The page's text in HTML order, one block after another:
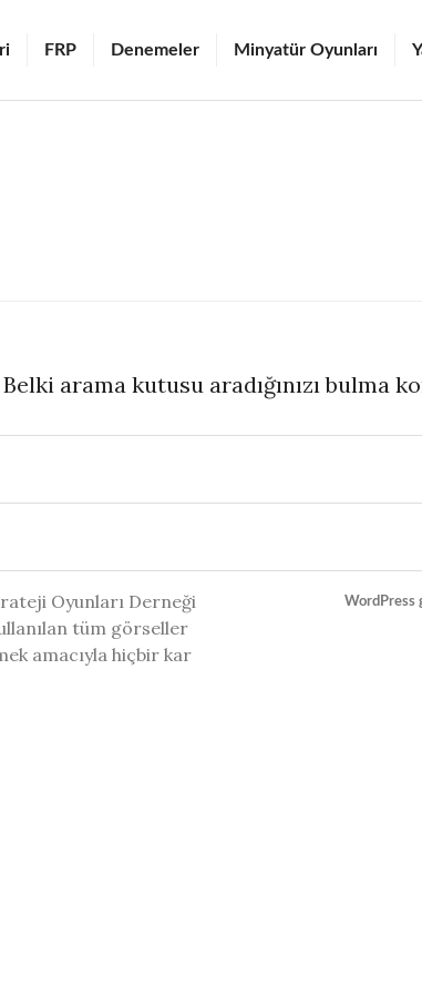
FRP Denemeler Minyatür Oyunları
Belki arama kutusu aradığınızı bulma
Oyunları Derneği
tüm görseller
amacıyla hiçbir kar
WordPress